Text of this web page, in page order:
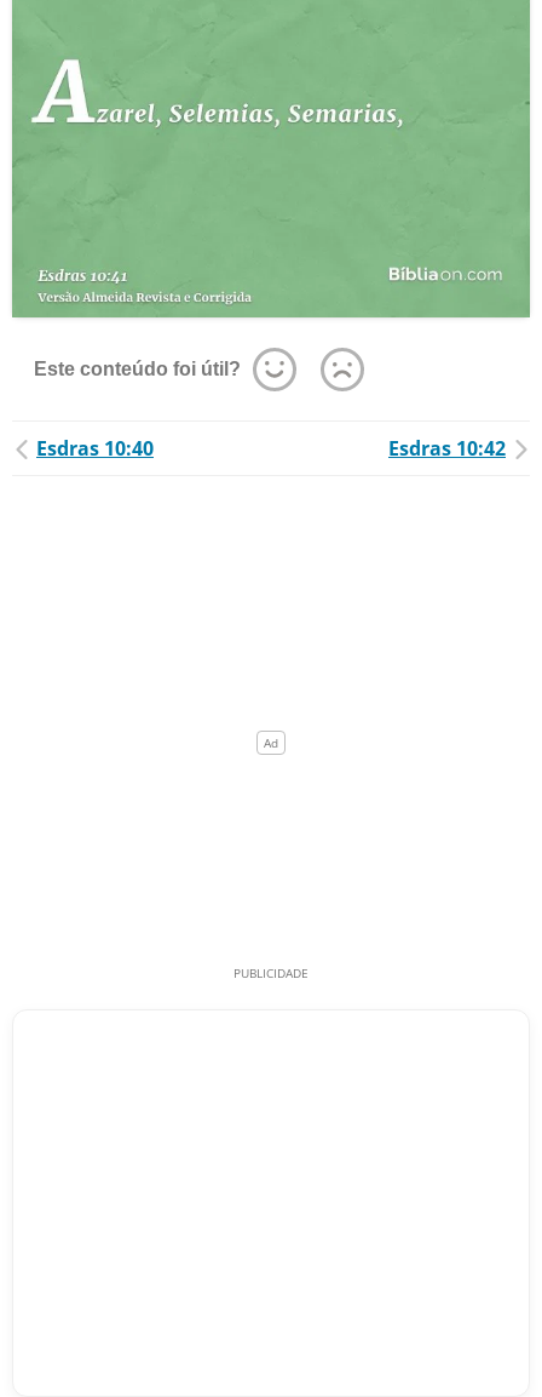
Este conteúdo foi útil?
Esdras 10:40 Esdras 10:42